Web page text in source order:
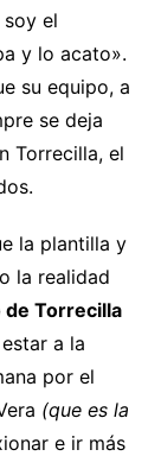
el
y lo acato».
su equipo, a
se deja
Torrecilla, el
la plantilla y
la realidad
Torrecilla
a la
por el
(que es la
e ir más